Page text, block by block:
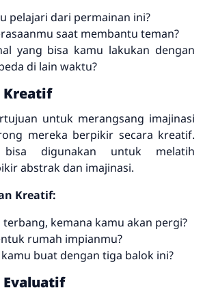
pelajari dari permainan ini?
saat membantu teman?
yang bisa kamu lakukan dengan
di lain waktu?
Kreatif
untuk merangsang imajinasi
mereka berpikir secara kreatif.
digunakan untuk melatih
abstrak dan imajinasi.
Kreatif:
terbang, kemana kamu akan pergi?
rumah impianmu?
buat dengan tiga balok ini?
Evaluatif